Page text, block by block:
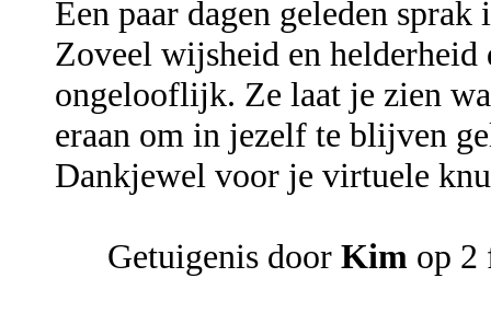
Een paar dagen geleden
Zoveel wijsheid en helderheid
ongelooflijk. Ze laat je zien
eraan om in jezelf te blijven
Dankjewel voor je virtuele
Getuigenis door Kim op 2